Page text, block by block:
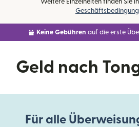
Weitere Einzelheiten finden Sie
Keine Gebühren auf die erste
Geld nach
Für alle